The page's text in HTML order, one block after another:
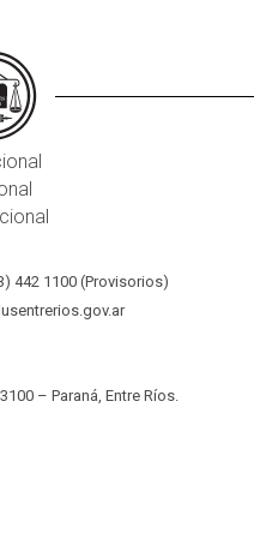
442 1100 (Provisorios)
– Paraná, Entre Ríos.